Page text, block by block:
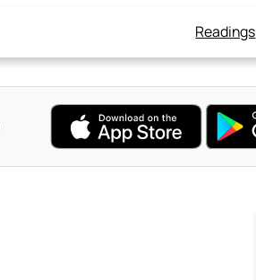
Readings